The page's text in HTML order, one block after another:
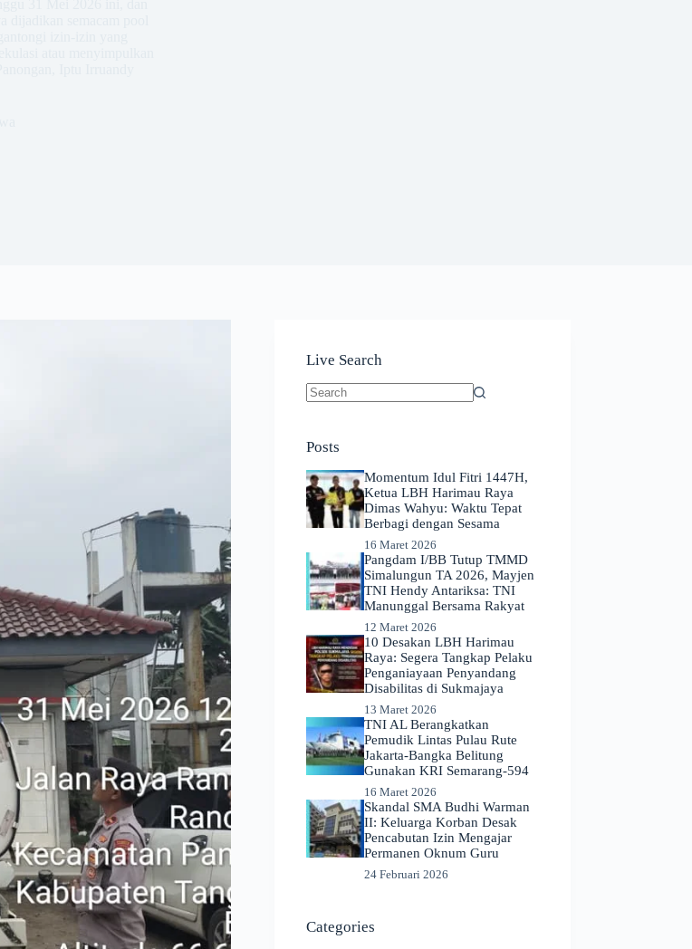
Live Search
Posts
Momentum Idul Fitri 1447H,
Ketua LBH Harimau Raya
Dimas Wahyu: Waktu Tepat
Berbagi dengan Sesama
16 Maret 2026
Pangdam I/BB Tutup TMMD
Simalungun TA 2026, Mayjen
TNI Hendy Antariksa: TNI
Manunggal Bersama Rakyat
12 Maret 2026
​10 Desakan LBH Harimau
Raya: Segera Tangkap Pelaku
Penganiayaan Penyandang
Disabilitas di Sukmajaya
13 Maret 2026
TNI AL Berangkatkan
Pemudik Lintas Pulau Rute
Jakarta-Bangka Belitung
Gunakan KRI Semarang-594
16 Maret 2026
Skandal SMA Budhi Warman
II: Keluarga Korban Desak
Pencabutan Izin Mengajar
Permanen Oknum Guru
24 Februari 2026
Categories